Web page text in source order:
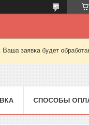
заявка будет
СПОСОБЫ